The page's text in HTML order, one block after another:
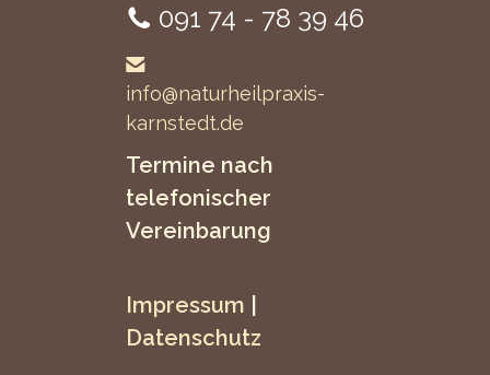
091 74 - 78 39 46
info@naturheilpraxis-
karnstedt.de
Termine nach
telefonischer
Vereinbarung
Impressum
Datenschutz